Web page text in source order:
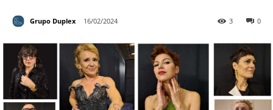
Grupo Duplex 16/02/2024 0
3